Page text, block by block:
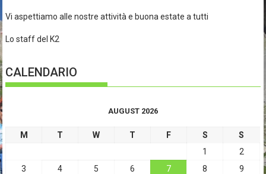
Vi aspettiamo alle nostre attività e buona estate a tutti
Lo staff del K2
CALENDARIO
AUGUST 2026
M T W T F S
S
1
2
3
4 5 6 7 8 9